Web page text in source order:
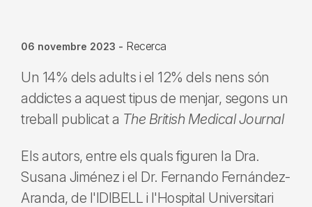
06 novembre 2023 - Recerca
Un 14% dels adults i el 12% dels nens són
addictes a aquest tipus de menjar, segons un
treball publicat a The British Medical Journal
Els autors, entre els quals figuren la Dra.
Susana Jiménez i el Dr. Fernando Fernández-
Aranda, de l'IDIBELL i l'Hospital Universitari